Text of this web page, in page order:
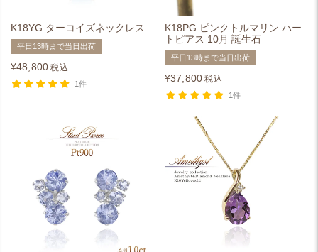
K18YG ターコイズネックレス
平日13時まで当日出荷
¥48,800 税込
1件
K18PG ピンクトルマリン ハー
トピアス 10月 誕生石
平日13時まで当日出荷
¥37,800 税込
1件